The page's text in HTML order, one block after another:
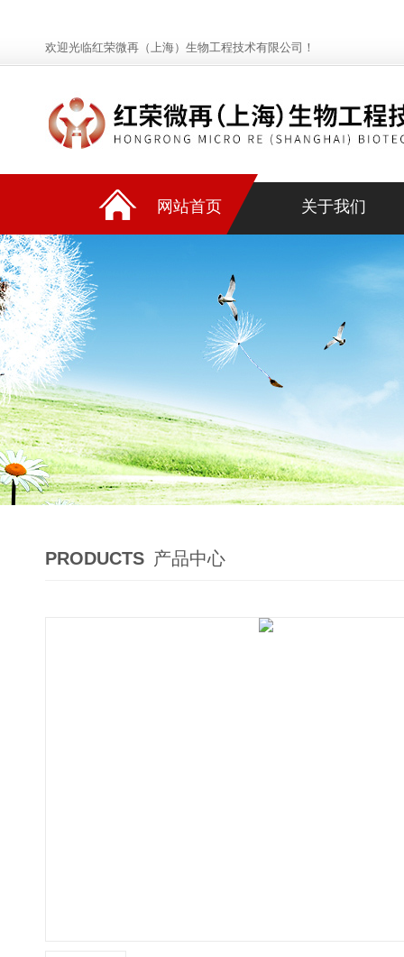
欢迎光临红荣微再（上海）生物工程技术有限公司！
网站首页 关于我们
PRODUCTS 产品中心